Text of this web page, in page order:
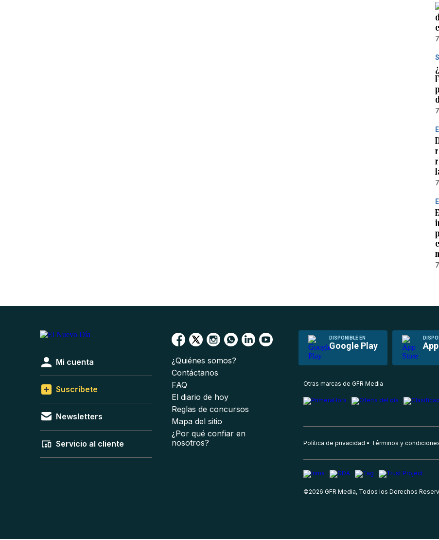
DISPONIBLE EN
Google Play
Mi cuenta
Suscríbete
Newsletters
Servicio al cliente
¿Quiénes somos?
Contáctanos
FAQ
El diario de hoy
Reglas de concursos
Mapa del sitio
¿Por qué confiar en
nosotros?
Otras marcas de GFR Media
Política de privacidad Términos y
©2026 GFR Media, Todos los Derechos